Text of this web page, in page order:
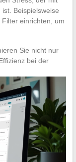
Beispielsweise
einrichten, um
Sie nicht nur
bei der